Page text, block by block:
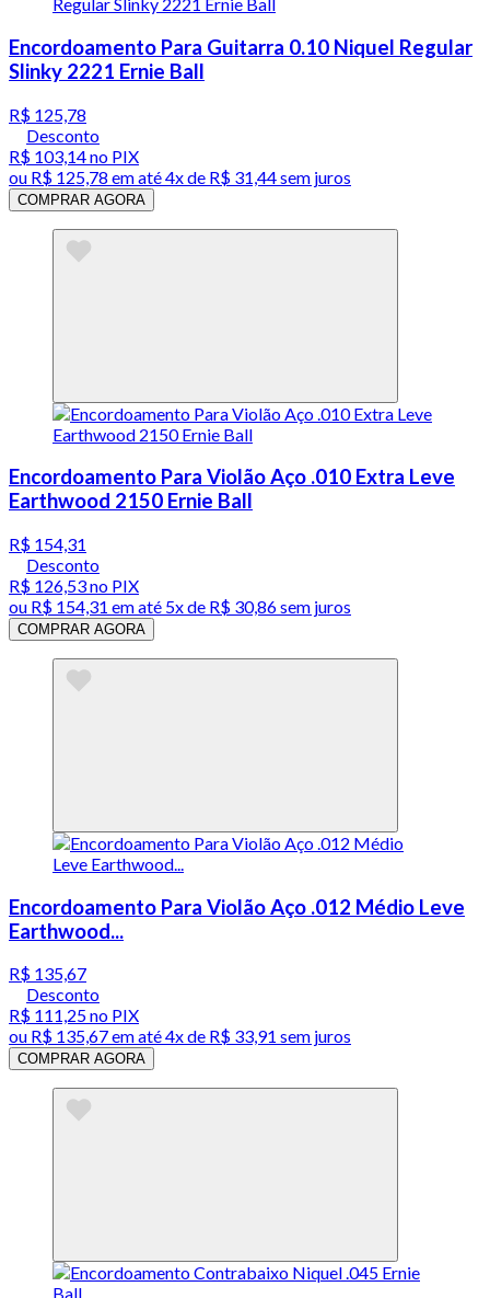
Encordoamento Para Guitarra 0.10 Niquel Regular
Slinky 2221 Ernie Ball
R$ 125,78
Desconto
R$ 103,14no PIX
ou R$ 125,78 em até4x de R$ 31,44 sem juros
COMPRAR AGORA
Encordoamento Para Violão Aço .010 Extra Leve
Earthwood 2150 Ernie Ball
R$ 154,31
Desconto
R$ 126,53no PIX
ou R$ 154,31 em até 5x de R$ 30,86 sem juros
COMPRAR AGORA
Encordoamento Para Violão Aço .012 Médio Leve
Earthwood...
R$ 135,67
Desconto
R$ 111,25no PIX
ou R$ 135,67em até4x de R$ 33,91 sem juros
COMPRAR AGORA